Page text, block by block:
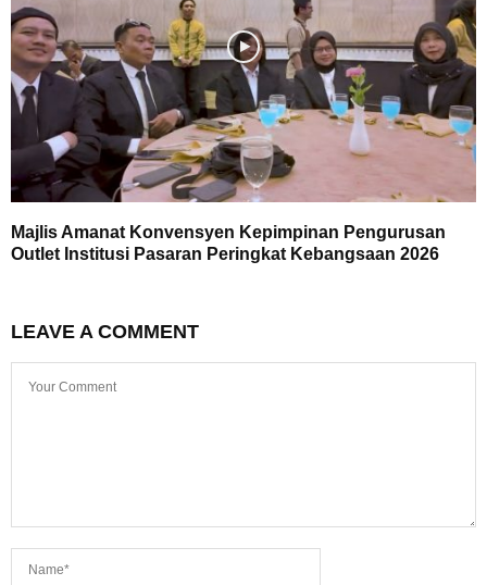
Majlis Amanat Konvensyen Kepimpinan Pengurusan
Outlet Institusi Pasaran Peringkat Kebangsaan 2026
LEAVE A COMMENT